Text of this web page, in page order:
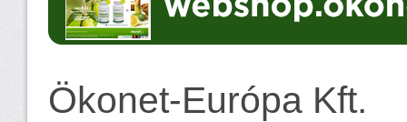
Ökonet-Európa Kft.